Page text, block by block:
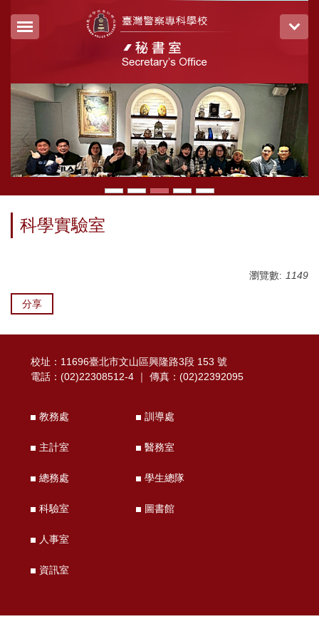
主
容
區
科學實驗室
瀏覽數: 1149
分享
校址：11696臺北市文山區興隆路3段 153 號
電話：(02)22308512-4 ｜ 傳真：(02)22392095
教務處
主計室
訓導處
醫務室
總務處
科驗室
學生總隊
圖書館
人事室
資訊室